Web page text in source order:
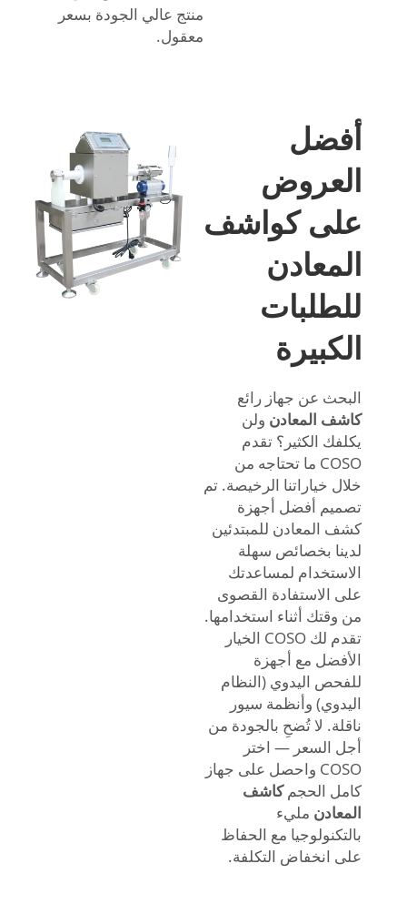
منتج عالي الجودة بسعر
معقول.
أفضل
العروض
على كواشف
المعادن
للطلبات
الكبيرة
البحث عن جهاز رائع
كاشف المعادن ولن
يكلفك الكثير؟ تقدم
COSO ما تحتاجه من
خلال خياراتنا الرخيصة. تم
تصميم أفضل أجهزة
كشف المعادن للمبتدئين
لدينا بخصائص سهلة
الاستخدام لمساعدتك
على الاستفادة القصوى
من وقتك أثناء استخدامها.
تقدم لك COSO الخيار
الأفضل مع أجهزة
للفحص اليدوي (النظام
اليدوي) وأنظمة سيور
ناقلة. لا تُضحِ بالجودة من
أجل السعر — اختر
COSO واحصل على جهاز
كامل الحجمكاشف
المعادن مليء
بالتكنولوجيا مع الحفاظ
على انخفاض التكلفة.